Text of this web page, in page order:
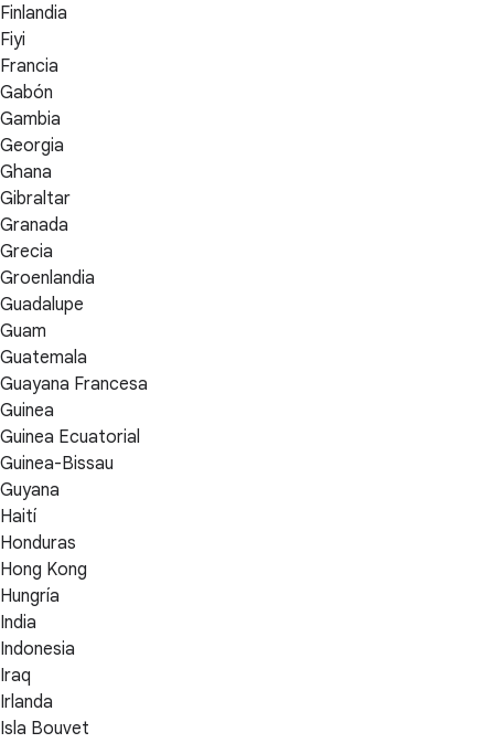
Finlandia
Fiyi
Francia
Gabón
Gambia
Georgia
Ghana
Gibraltar
Granada
Grecia
Groenlandia
Guadalupe
Guam
Guatemala
Guayana Francesa
Guinea
Guinea Ecuatorial
Guinea-Bissau
Guyana
Haití
Honduras
Hong Kong
Hungría
India
Indonesia
Iraq
Irlanda
Isla Bouvet